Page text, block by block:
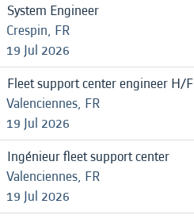
System Engineer
Crespin, FR
19 Jul 2026
Fleet support center engineer H/F
Valenciennes, FR
19 Jul 2026
Ingénieur fleet support center
Valenciennes, FR
19 Jul 2026